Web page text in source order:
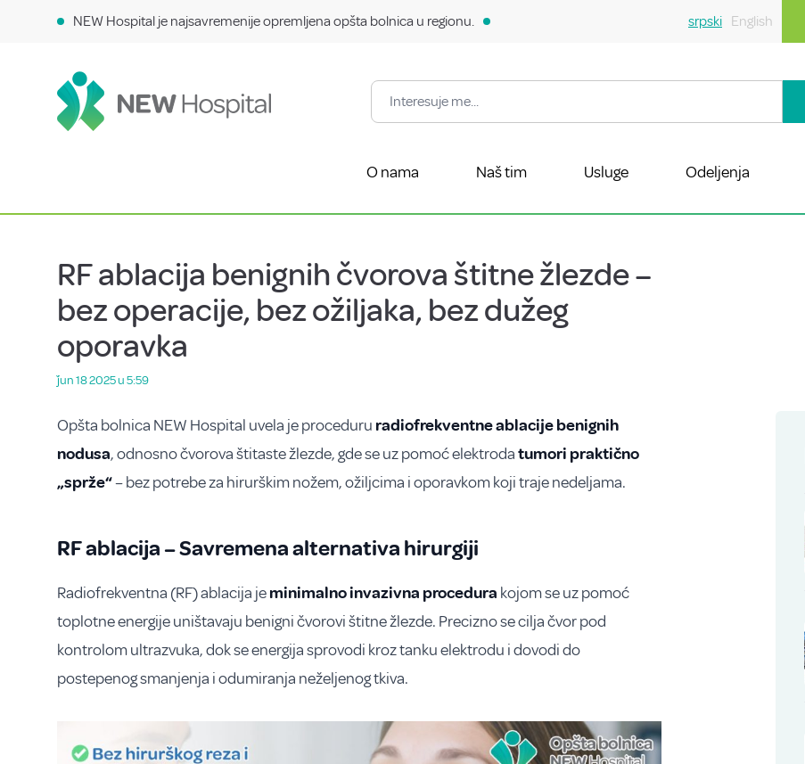
NEW Hospital je najsavremenije opremljena opšta bolnica u regionu. srpski English
O nama Naš tim Usluge Odeljenja
RF ablacija benignih čvorova štitne žlezde –
bez operacije, bez ožiljaka, bez dužeg
oporavka
ǰun 18 2025 u 5:59
Opšta bolnica NEW Hospital uvela je proceduru radiofrekventne ablacije benignih
nodusa, odnosno čvorova štitaste žlezde, gde se uz pomoć elektrodatumori praktično
„sprže“– bez potrebe za hirurškim nožem, ožiljcima i oporavkom koji traje nedeljama.
RF ablacija – Savremena alternativa hirurgiji
Radiofrekventna (RF) ablacija jeminimalno invazivna procedura kojom se uz pomoć
toplotne energije uništavaju benigni čvorovi štitne žlezde. Precizno se cilja čvor pod
kontrolom ultrazvuka, dok se energija sprovodi kroz tanku elektrodu i dovodi do
postepenog smanjenja i odumiranja neželjenog tkiva.